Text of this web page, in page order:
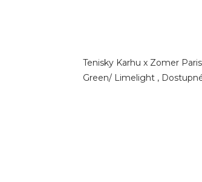
Tenisky Karhu x Zomer
Green/ Limelight ,